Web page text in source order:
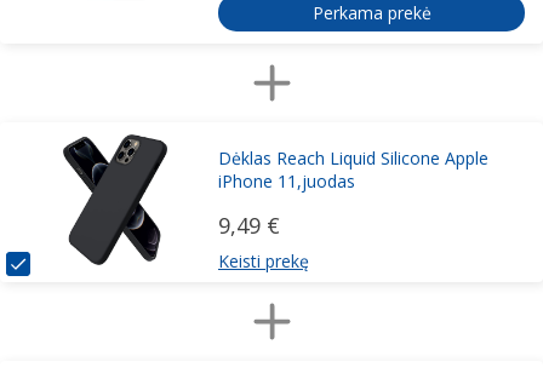
Perkama prekė
Dėklas Reach Liquid Silicone Apple
iPhone 11,juodas
9,49 €
Keisti prekę